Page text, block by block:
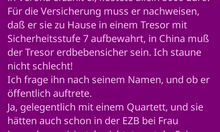
Für die Versicherung muss er nachweisen,
daß er sie zu Hause in einem Tresor mit
Sicherheitsstufe 7 aufbewahrt, in China muß
der Tresor erdbebensicher sein. Ich staune
nicht schlecht!
Ich frage ihn nach seinem Namen, und ob er
öffentlich auftrete.
Ja, gelegentlich mit einem Quartett, und sie
hätten auch schon in der EZB bei Frau